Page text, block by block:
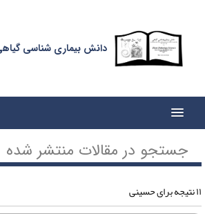
دانش بیماری شناسی گیاهی
جستجو در مقالات منتشر شده